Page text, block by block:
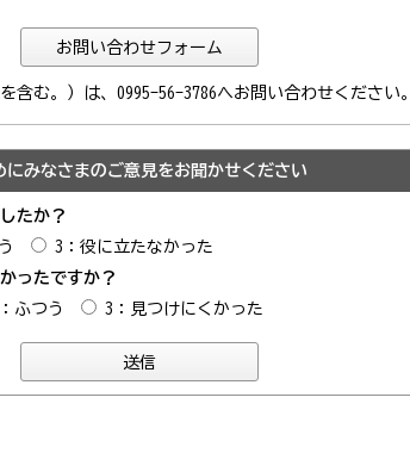
含む。）は、0995-56-3786へお問い合わせください。
みなさまのご意見をお聞かせください
たか？
3：役に立たなかった
ったですか？
ふつう 3：見つけにくかった